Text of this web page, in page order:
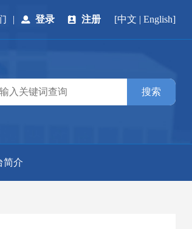
| 登录 注册 [中文 |English]
简介